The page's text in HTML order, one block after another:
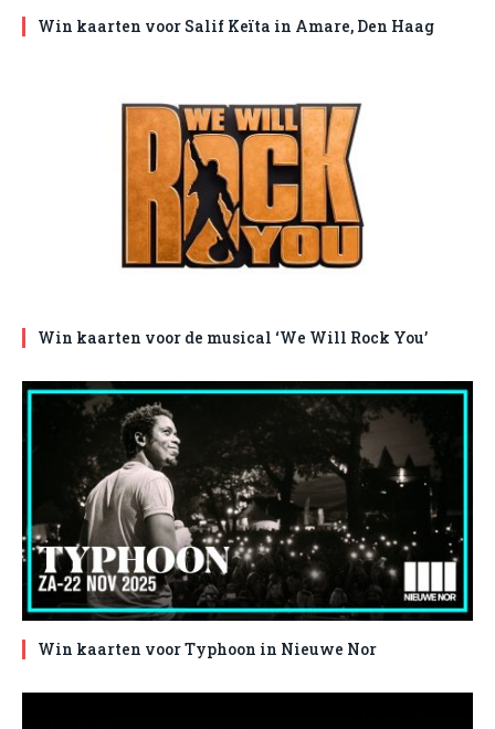
Win kaarten voor Salif Keïta in Amare, Den Haag
Win kaarten voor de musical ‘We Will Rock You’
Win kaarten voor Typhoon in Nieuwe Nor